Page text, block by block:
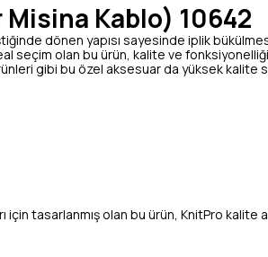
Kablo) 10642
dönen yapısı sayesinde iplik
seçim olan bu ürün, kalite ve
gibi bu özel aksesuar da yüksek kalite
tasarlanmış olan bu ürün, KnitPro kalite